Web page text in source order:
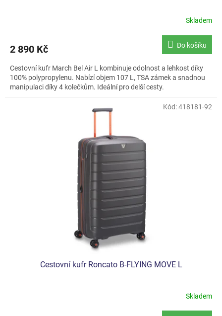
Skladem
2 890 Kč Do košíku
Cestovní kufr March Bel Air L kombinuje odolnost a lehkost díky
100% polypropylenu. Nabízí objem 107 L, TSA zámek a snadnou
manipulaci díky 4 kolečkům. Ideální pro delší cesty.
Cestovní kufr Roncato B-FLYING MOVE L
Skladem
Kód:418181-92